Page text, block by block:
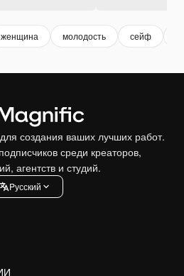
женщина молодость сейф
создания ваших лучших работ.
среди креаторов,
агентств и студий.
Pусский